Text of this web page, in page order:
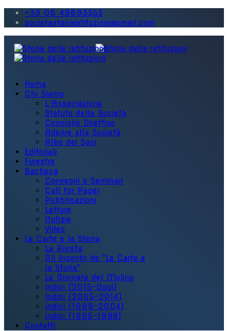
+39 06 49693353
societastoriaistituzioni@gmail.com
Home
Chi Siamo
L'Associazione
Statuto della Società
Consiglio Direttivo
Aderire alla Società
Albo dei Soci
Editoriali
Finestre
Bacheca
Convegni e Seminari
Call for Paper
Pubblicazioni
Letture
Notizie
Video
Le Carte e la Storia
La Rivista
Gli Incontri de "Le Carte e
la Storia"
Le Giornate del Mulino
Indici (2015-Oggi)
Indici (2005-2014)
Indici (1999-2004)
Indici (1995-1998)
Contatti